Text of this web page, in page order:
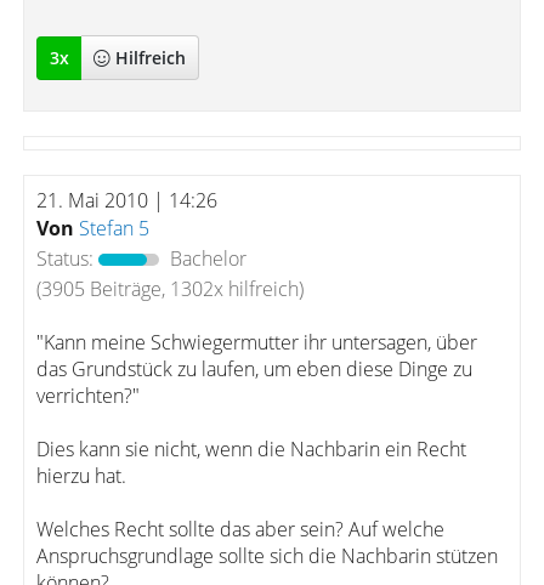
3x Hilfreich
21. Mai 2010 | 14:26
Von Stefan 5
Status:
Bachelor
(3905 Beiträge, 1302x hilfreich)
"Kann meine Schwiegermutter ihr untersagen, über
das Grundstück zu laufen, um eben diese Dinge zu
verrichten?"
Dies kann sie nicht, wenn die Nachbarin ein Recht
hierzu hat.
Welches Recht sollte das aber sein? Auf welche
Anspruchsgrundlage sollte sich die Nachbarin stützen